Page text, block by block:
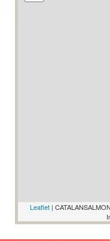
Leaflet |